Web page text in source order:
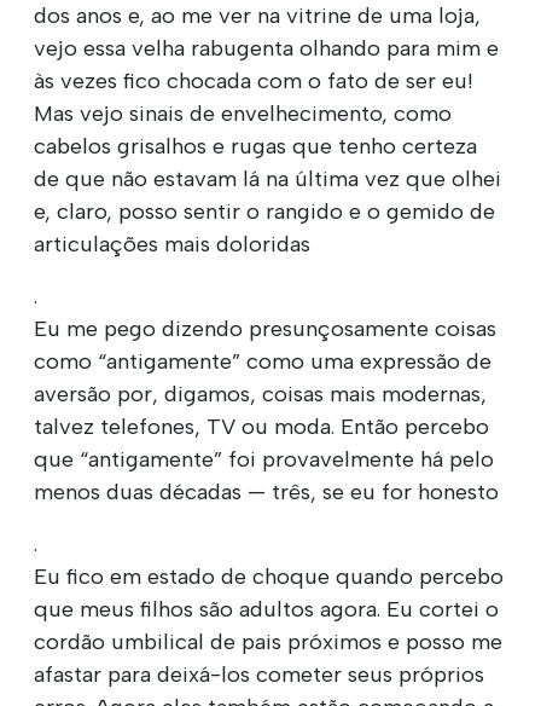
dos anos e, ao me ver na vitrine de uma loja,
vejo essa velha rabugenta olhando para mim e
às vezes fico chocada com o fato de ser eu!
Mas vejo sinais de envelhecimento, como
cabelos grisalhos e rugas que tenho certeza
de que não estavam lá na última vez que olhei
e, claro, posso sentir o rangido e o gemido de
articulações mais doloridas
.
Eu me pego dizendo presunçosamente coisas
como “antigamente” como uma expressão de
aversão por, digamos, coisas mais modernas,
talvez telefones, TV ou moda. Então percebo
que “antigamente” foi provavelmente há pelo
menos duas décadas — três, se eu for honesto
.
Eu fico em estado de choque quando percebo
que meus filhos são adultos agora. Eu cortei o
cordão umbilical de pais próximos e posso me
afastar para deixá-los cometer seus próprios